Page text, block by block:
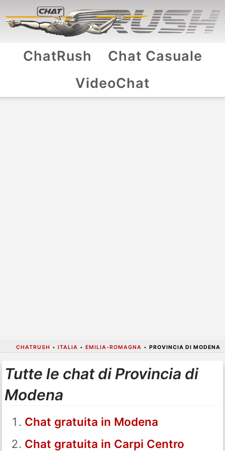
ChatRush
Chat Casuale
VideoChat
CHATRUSH • ITALIA • EMILIA-ROMAGNA • PROVINCIA DI MODENA
Tutte le chat di Provincia di
Modena
Chat gratuita in Modena
Chat gratuita in Carpi Centro